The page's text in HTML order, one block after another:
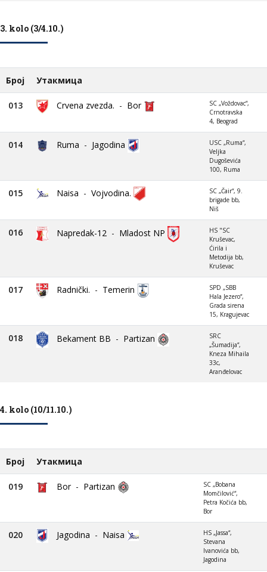
3. kolo (3/4.10.)
Број Утакмица
013 Crvena zvezda. - Bor
SC „Voždovac“,
Crnotravska
4, Beograd
014 Ruma - Jagodina
USC „Ruma“,
Veljka
Dugoševića
100, Ruma
015 Naisa - Vojvodina.
SC „Čair“, 9.
brigade bb,
Niš
016 Napredak-12 - Mladost NP
HS "SC
Kruševac,
Ćirila i
Metodija bb,
Kruševac
017 Radnički. - Temerin
SPD „SBB
Hala Jezero“,
Grada sirena
15, Kragujevac
018 Bekament BB - Partizan
SRC
„Šumadija“,
Kneza Mihaila
33c,
Aranđelovac
4. kolo (10/11.10.)
Број Утакмица
019 Bor - Partizan
SC „Bobana
Momčilović“,
Petra Kočića bb,
Bor
020 Jagodina - Naisa
HS „Jassa“,
Stevana
Ivanovića bb,
Jagodina